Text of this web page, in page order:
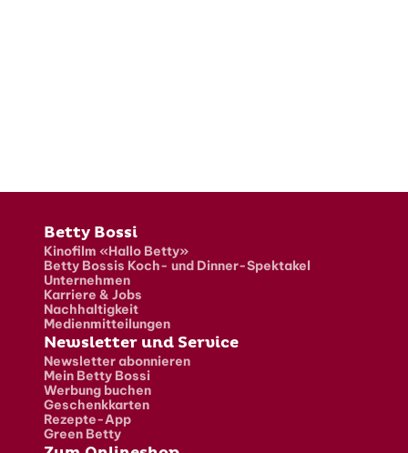
Fusszeile
Betty Bossi
Kinofilm «Hallo Betty»
Betty Bossis Koch- und Dinner-Spektakel
Unternehmen
Karriere & Jobs
Nachhaltigkeit
Medienmitteilungen
Newsletter und Service
Newsletter abonnieren
Mein Betty Bossi
Werbung buchen
Geschenkkarten
Rezepte-App
Green Betty